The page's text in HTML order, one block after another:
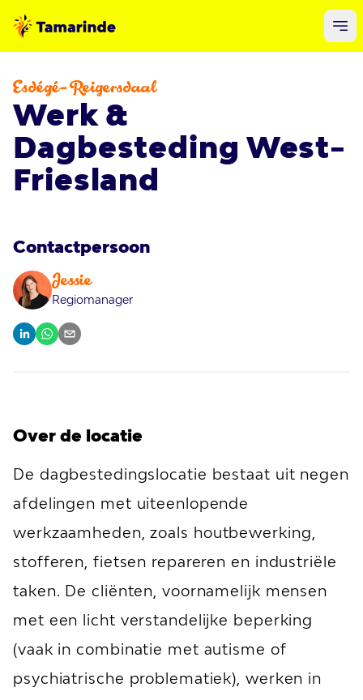
Esdégé-Reigersdaal
Werk &
Dagbesteding West-
Friesland
Contactpersoon
Jessie
Regiomanager
Over de locatie
De dagbestedingslocatie bestaat uit negen
afdelingen met uiteenlopende
werkzaamheden, zoals houtbewerking,
stofferen, fietsen repareren en industriële
taken. De cliënten, voornamelijk mensen
met een licht verstandelijke beperking
(vaak in combinatie met autisme of
psychiatrische problematiek), werken in